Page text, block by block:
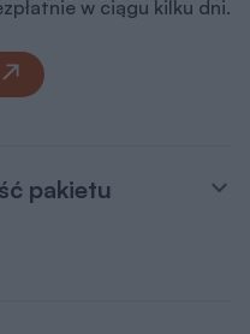
w ciągu kilku dni.
pakietu